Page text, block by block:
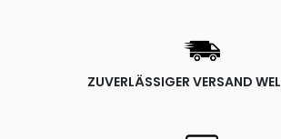
ZUVERLÄSSIGER VERSAND